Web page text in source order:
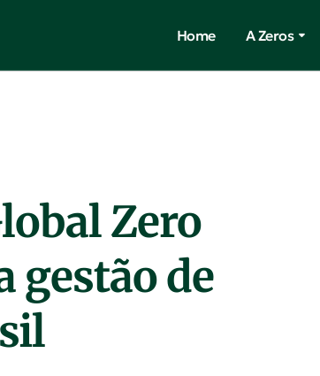
Home A Zeros
Zero
gestão de